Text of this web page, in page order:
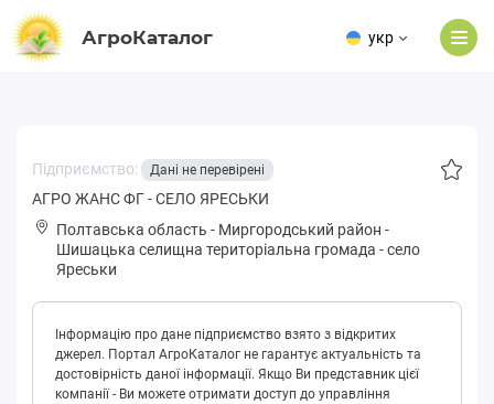
АгроКаталог укр
Підприємство: Дані не перевірені
АГРО ЖАНС ФГ - СЕЛО ЯРЕСЬКИ
Полтавська область - Миргородський район -
Шишaцькa селищна територіальна громада -село
Яреськи
Інформацію про дане підприємство взято з відкритих
джерел. Портал АгроКаталог не гарантує актуальність та
достовірність даної інформації. Якщо Ви представник цієї
компанії - Ви можете отримати доступ до управління